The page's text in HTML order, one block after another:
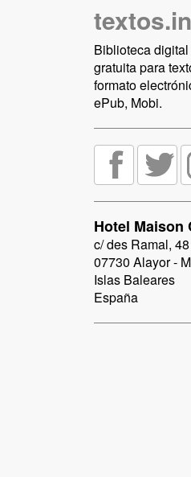
Biblioteca
gratuita para
formato
ePub, Mobi.
Hotel Maison
c/ des Ramal, 48
07730 Alayor -
Islas Baleares
España